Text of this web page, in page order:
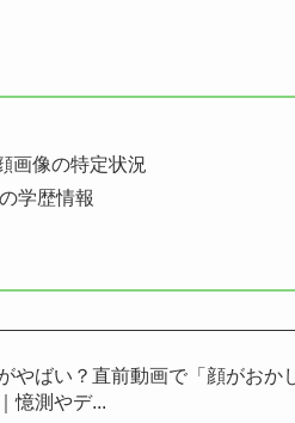
画像の特定状況
学歴情報
やばい？直前動画で「顔がおか
憶測やデ...